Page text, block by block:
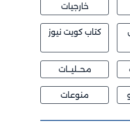
خارجيات
كتاب كويت نيوز
محــليــات
منوعات